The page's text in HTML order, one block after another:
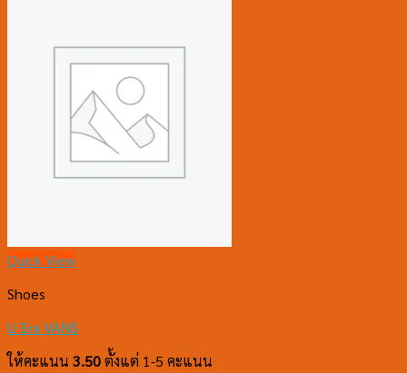
Quick View
Shoes
U Era VANS
ให้คะแนน 3.50ตั้งแต่ 1-5 คะแนน